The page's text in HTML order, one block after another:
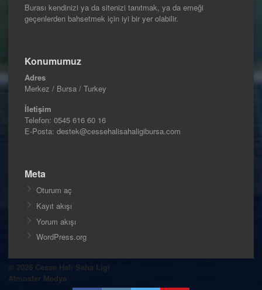
Burası kendinizi ya da sitenizi tanıtmak, ya da emeği
geçenlerden bahsetmek için iyi bir yer olabilir.
Konumumuz
Adres
Merkez / Bursa / Turkey
İletişim
Telefon: 0545 616 60 16
E-Posta: destek@cessehalisahaligibursa.com
Meta
Oturum aç
Kayıt akışı
Yorum akışı
WordPress.org
© 2026 Cesse Halı Saha Ligi
Atmosfer Medya